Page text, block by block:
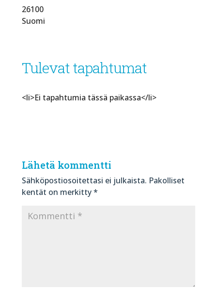
26100
Suomi
Tulevat tapahtumat
<li>Ei tapahtumia tässä paikassa</li>
Lähetä kommentti
Sähköpostiosoitettasi ei julkaista. Pakolliset
kentät on merkitty*